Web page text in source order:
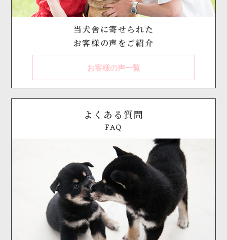
当犬舎に寄せられた
お客様の声をご紹介
お客様の声一覧
よくある質問
FAQ